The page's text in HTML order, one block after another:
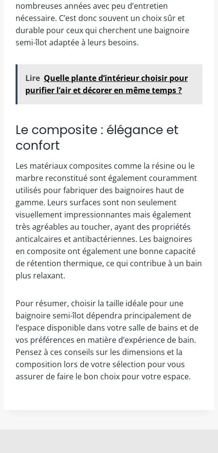
nombreuses années avec peu d’entretien
nécessaire. C’est donc souvent un choix sûr et
durable pour ceux qui cherchent une baignoire
semi-îlot adaptée à leurs besoins.
Lire Quelle plante d’intérieur choisir pour
purifier l’air et décorer en même temps ?
Le composite : élégance et
confort
Les matériaux composites comme la résine ou le
marbre reconstitué sont également couramment
utilisés pour fabriquer des baignoires haut de
gamme. Leurs surfaces sont non seulement
visuellement impressionnantes mais également
très agréables au toucher, ayant des propriétés
anticalcaires et antibactériennes. Les baignoires
en composite ont également une bonne capacité
de rétention thermique, ce qui contribue à un bain
plus relaxant.
Pour résumer, choisir la taille idéale pour une
baignoire semi-îlot dépendra principalement de
l’espace disponible dans votre salle de bains et de
vos préférences en matière d’expérience de bain.
Pensez à ces conseils sur les dimensions et la
composition lors de votre sélection pour vous
assurer de faire le bon choix pour votre espace.